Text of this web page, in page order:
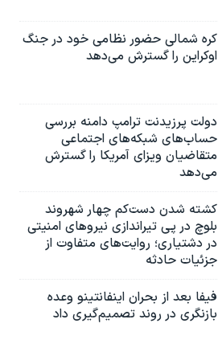
کره شمالی حضور نظامی خود در جنگ
اوکراین را گسترش می‌دهد
دولت پرزیدنت ترامپ دامنه بررسی
حساب‌های شبکه‌های اجتماعی
متقاضیان ویزای آمریکا را گسترش
می‌دهد
کشته شدن دست‌کم چهار شهروند
بلوچ در پی تیراندازی نیروهای امنیتی
در دشتیاری؛ روایت‌های متفاوت از
جزئیات حادثه
فیفا بعد از بحران اینفانتینو وعده
بازنگری در روند تصمیم‌گیری داد